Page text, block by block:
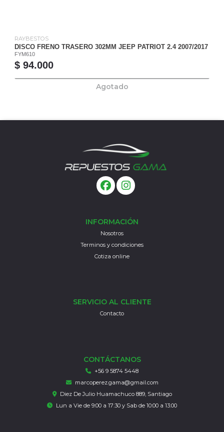
RAYBESTOS
DISCO FRENO TRASERO 302MM JEEP PATRIOT 2.4 2007/2017
FYM610
$ 94.000
Agotado
INFORMACIÓN
Nosotros
Terminos y condiciones
Cotiza online
SERVICIO AL CLIENTE
Contacto
CONTÁCTANOS
+56 9 5874 5448
marcoperez.gama@gmail.com
Diez De Julio Huamachuco 889, Santiago
Lun a Vie de 9:00 a 17:30 y Sab de 10:00 a 13:00